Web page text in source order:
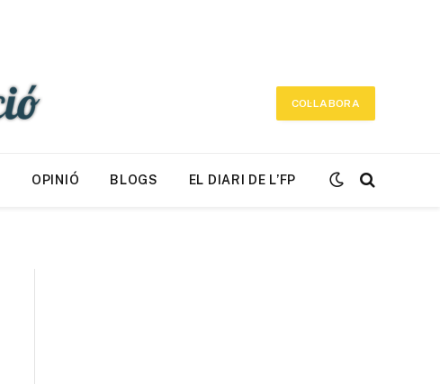
COL·LABORA
OPINIÓ BLOGS EL DIARI DE L’FP